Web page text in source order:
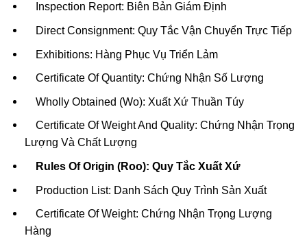
Inspection Report: Biên Bản Giám Định
Direct Consignment: Quy Tắc Vận Chuyển Trực Tiếp
Exhibitions: Hàng Phục Vụ Triển Lảm
Certificate Of Quantity: Chứng Nhận Số Lượng
Wholly Obtained (Wo): Xuất Xứ Thuần Túy
Certificate Of Weight And Quality: Chứng Nhận Trọng
Lượng Và Chất Lượng
Rules Of Origin (Roo): Quy Tắc Xuất Xứ
Production List: Danh Sách Quy Trình Sản Xuất
Certificate Of Weight: Chứng Nhận Trọng Lượng
Hàng